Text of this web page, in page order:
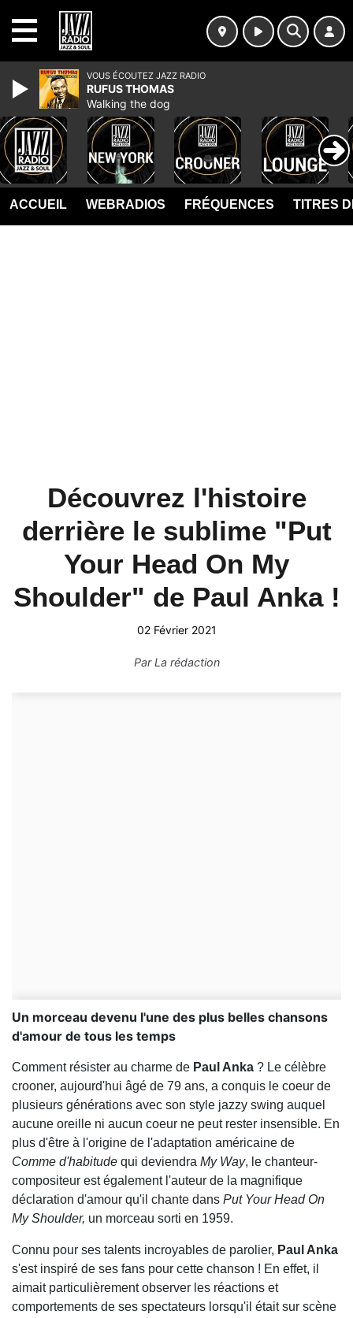
ACCUEIL WEBRADIOS FRÉQUENCES TITRES
Découvrez l'histoire
derrière le sublime "Put
Your Head On My
Shoulder" de Paul Anka !
02 Février 2021
ParLa rédaction
Un morceau devenu l'une des plus belles chansons
d'amour de tous les temps
Comment résister au charme de Paul Anka ? Le célèbre
crooner, aujourd'hui âgé de 79 ans, a conquis le coeur de
plusieurs générations avec son style jazzy swing auquel
aucune oreille ni aucun coeur ne peut rester insensible. En
plus d'être à l'origine de l'adaptation américaine de
Comme d'habitude qui deviendra My Way, le chanteur-
compositeur est également l'auteur de la magnifique
déclaration d'amour qu'il chante dans Put Your Head On
My Shoulder, un morceau sorti en 1959.
Connu pour ses talents incroyables de parolier, Paul Anka
s'est inspiré de ses fans pour cette chanson ! En effet, il
aimait particulièrement observer les réactions et
comportements de ses spectateurs lorsqu'il était sur scène
VOUS ÉCOUTEZ JAZZ RADIO
RUFUS THOMAS
Walking the dog